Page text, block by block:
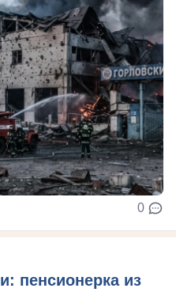
0
пенсионерка из